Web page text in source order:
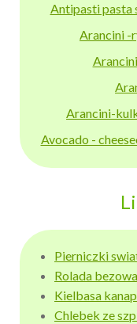
Antipasti pasta
Arancini -
Arancini-
Avocado -
Pierniczki
Rolada
Kielbasa
Chlebek ze